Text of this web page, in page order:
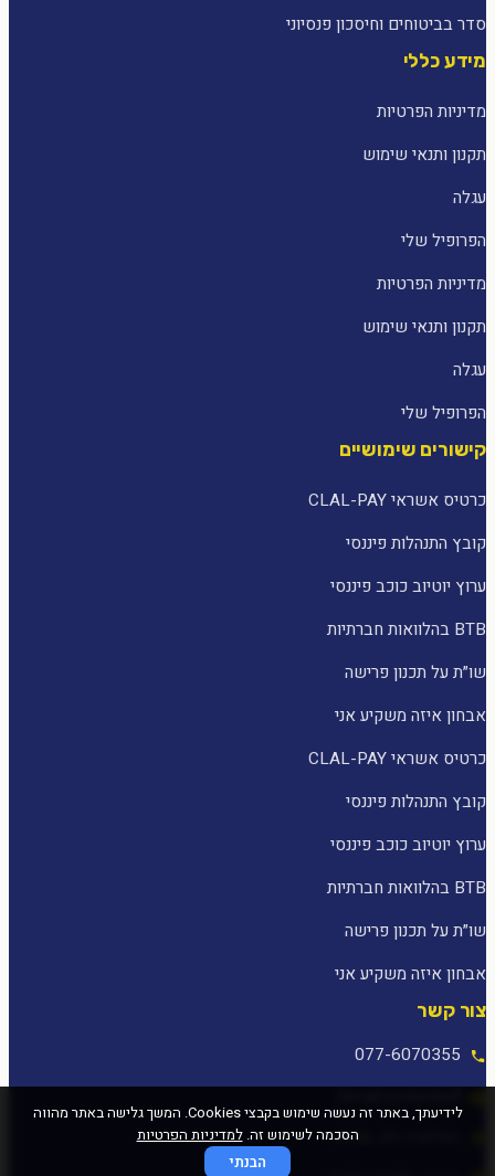
סדר בביטוחים וחיסכון פנסיוני
מידע כללי
מדיניות הפרטיות
תקנון ותנאי שימוש
עגלה
הפרופיל שלי
מדיניות הפרטיות
תקנון ותנאי שימוש
עגלה
הפרופיל שלי
קישורים שימושיים
כרטיס אשראי CLAL-PAY
קובץ התנהלות פיננסי
ערוץ יוטיוב כוכב פיננסי
BTB בהלוואות חברתיות
שו״ת על תכנון פרישה
אבחון איזה משקיע אני
כרטיס אשראי CLAL-PAY
קובץ התנהלות פיננסי
ערוץ יוטיוב כוכב פיננסי
BTB בהלוואות חברתיות
שו״ת על תכנון פרישה
אבחון איזה משקיע אני
צור קשר
077-6070355
לידיעתך, באתר זה נעשה שימוש בקבצי Cookies. המשך גלישה באתר מהווה
הסכמה לשימוש זה.למדיניות הפרטיות
הבנתי